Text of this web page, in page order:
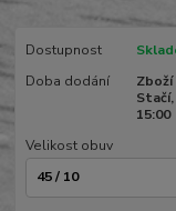
Dostupnost
Doba dodání
Zboží
15:00
Velikost obuv